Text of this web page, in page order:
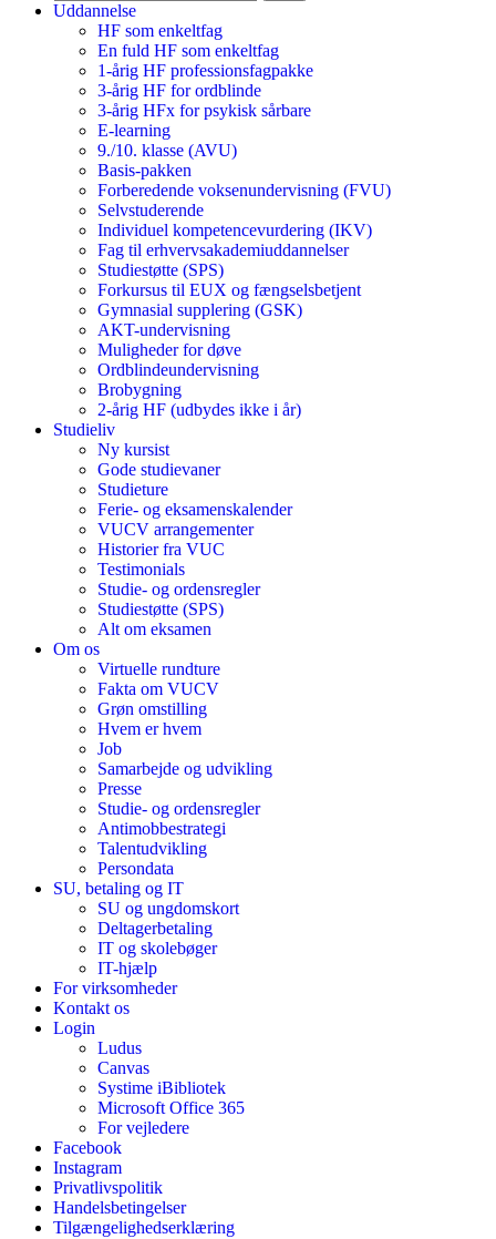
Uddannelse
HF som enkeltfag
En fuld HF som enkeltfag
1-årig HF professionsfagpakke
3-årig HF for ordblinde
3-årig HFx for psykisk sårbare
E-learning
9./10. klasse (AVU)
Basis-pakken
Forberedende voksenundervisning (FVU)
Selvstuderende
Individuel kompetencevurdering (IKV)
Fag til erhvervsakademiuddannelser
Studiestøtte (SPS)
Forkursus til EUX og fængselsbetjent
Gymnasial supplering (GSK)
AKT-undervisning
Muligheder for døve
Ordblindeundervisning
Brobygning
2-årig HF (udbydes ikke i år)
Studieliv
Ny kursist
Gode studievaner
Studieture
Ferie- og eksamenskalender
VUCV arrangementer
Historier fra VUC
Testimonials
Studie- og ordensregler
Studiestøtte (SPS)
Alt om eksamen
Om os
Virtuelle rundture
Fakta om VUCV
Grøn omstilling
Hvem er hvem
Job
Samarbejde og udvikling
Presse
Studie- og ordensregler
Antimobbestrategi
Talentudvikling
Persondata
SU, betaling og IT
SU og ungdomskort
Deltagerbetaling
IT og skolebøger
IT-hjælp
For virksomheder
Kontakt os
Login
Ludus
Canvas
Systime iBibliotek
Microsoft Office 365
For vejledere
Facebook
Instagram
Privatlivspolitik
Handelsbetingelser
Tilgængelighedserklæring